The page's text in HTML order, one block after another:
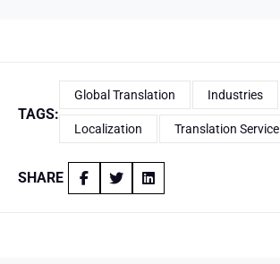
TAGS:
Global Translation Industries
Localization Translation Service
SHARE